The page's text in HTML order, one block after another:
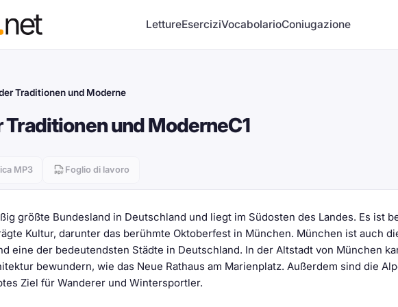
LettureEserciziVocabolarioConiugazione
Traditionen und Moderne
Traditionen und ModerneC1
MP3 Foglio di lavoro
größte Bundesland in Deutschland und liegt im Südosten des Landes. Es ist
Kultur, darunter das berühmte Oktoberfest in München. München ist auch
eine der bedeutendsten Städte in Deutschland. In der Altstadt von München
bewundern, wie das Neue Rathaus am Marienplatz. Außerdem sind die
Ziel für Wanderer und Wintersportler.